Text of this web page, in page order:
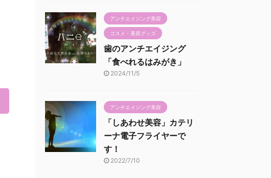
アンチエイジング美容
コスメ・美容グッズ
歯のアンチエイジング
「食べれるはみがき」
2024/11/5
アンチエイジング美容
「しあわせ美容」カテリ
ーナ電子フライヤーで
す！
2022/7/10